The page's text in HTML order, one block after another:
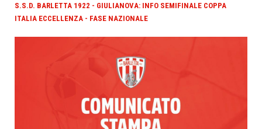
S.S.D. BARLETTA 1922 - GIULIANOVA: INFO SEMIFINALE COPPA
ITALIA ECCELLENZA - FASE NAZIONALE